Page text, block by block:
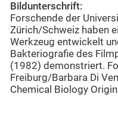
Bildunterschrift:
Forschende der
Zürich/Schweiz haben
Werkzeug entwickelt
Bakteriografie des
(1982) demonstriert.
Freiburg/Barbara Di
Chemical Biology